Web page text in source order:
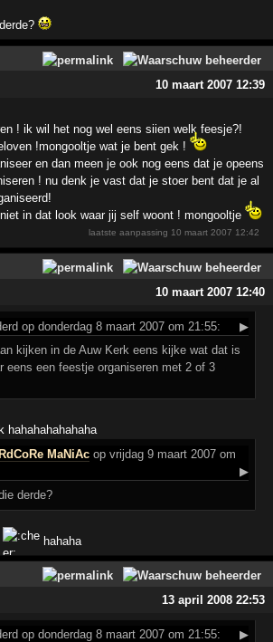
10 maart 2007 12:39
! ik wil het nog wel eens siien welk feesje?!
!mongooltje wat je bent gek !
en dan meen je ook nog eens dat je opeens
! nu denk je vast dat je stoer bent dat je al
in dat look waar jij self woont ! mongooltje
laatste aanpassing 10 maart 2007 12:42
10 maart 2007 12:40
op donderdag 8 maart 2007 om 21:55:
▶
kijken in de Auw Kerk eens kijke wat dat is
eens een feestje organiseren met 2 of 3
hahahahahahaha
MaNiAc op vrijdag 9 maart 2007 om
▶
derde?
hahaha
13 april 2008 22:53
op donderdag 8 maart 2007 om 21:55:
▶